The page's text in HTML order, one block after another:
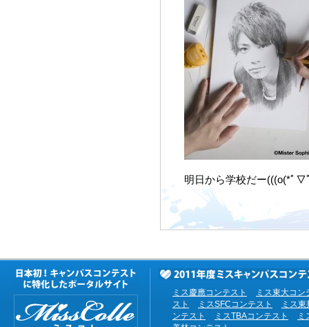
明日から学校だー(((o(*ﾟ▽
ミス慶應コンテスト
ミス東大コン
スト
ミスSFCコンテスト
ミス
ンテスト
ミスTBAコンテスト
ミ